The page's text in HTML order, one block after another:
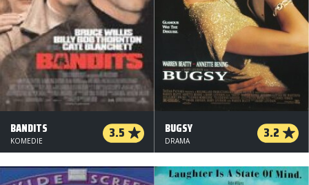
BANDITS 3.5
KOMEDIE
BUGSY 3.2
DRAMA